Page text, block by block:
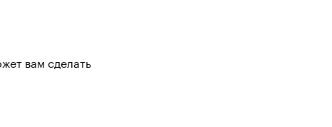
вам сделать